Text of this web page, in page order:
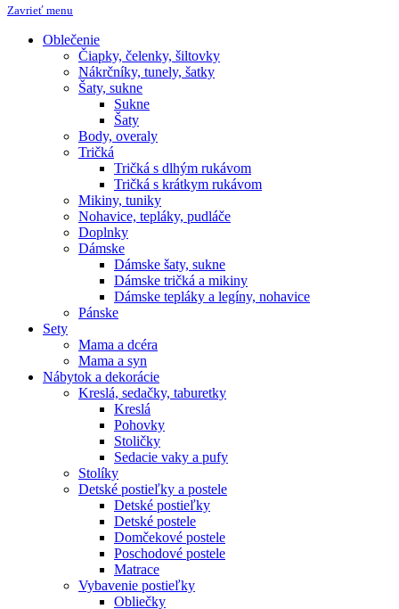
Zavrieť menu
Oblečenie
Čiapky, čelenky, šiltovky
Nákrčníky, tunely, šatky
Šaty, sukne
Sukne
Šaty
Body, overaly
Tričká
Tričká s dlhým rukávom
Tričká s krátkym rukávom
Mikiny, tuniky
Nohavice, tepláky, pudláče
Doplnky
Dámske
Dámske šaty, sukne
Dámske tričká a mikiny
Dámske tepláky a legíny, nohavice
Pánske
Sety
Mama a dcéra
Mama a syn
Nábytok a dekorácie
Kreslá, sedačky, taburetky
Kreslá
Pohovky
Stoličky
Sedacie vaky a pufy
Stolíky
Detské postieľky a postele
Detské postieľky
Detské postele
Domčekové postele
Poschodové postele
Matrace
Vybavenie postieľky
Obliečky